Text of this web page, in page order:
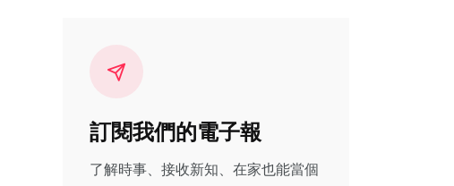
訂閱我們的電子報
了解時事、接收新知、在家也能當個